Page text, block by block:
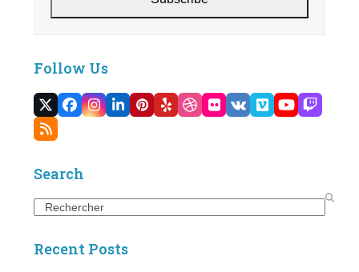
Follow Us
Twitter
(deprecated)
Facebook
Instagram
LinkedIn
Pinterest
YelpDribbble
Flickr
VKVimeoYouTube
RSS
Search
Search
Recent Posts